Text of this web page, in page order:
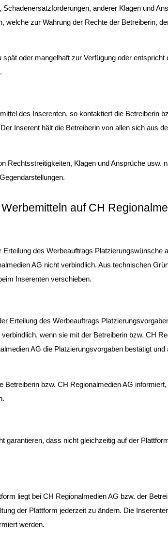
anderer Klagen und
welche zur Wahrung der Rechte der Betreiberin,
oder mangelhaft zur Verfügung oder
des Inserenten, so kontaktiert die Betreiberin
Inserent hält die Betreiberin von allen sich aus
Rechtsstreitigkeiten, Klagen und Ansprüche usw.
auf CH
des Werbeauftrags Platzierungswünsche
AG nicht verbindlich. Aus technischen
Inserenten verschieben.
Erteilung des Werbeauftrags
wenn sie mit der Betreiberin bzw. CH
AG die Platzierungsvorgaben bestätigt
bzw. CH Regionalmedien AG
garantieren, dass nicht gleichzeitig auf der
liegt bei CH Regionalmedien AG bzw. der
der Plattform jederzeit zu ändern. Die
werden.